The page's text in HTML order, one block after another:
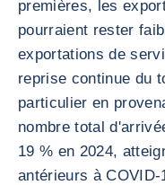
premières, les
pourraient rester
exportations de
reprise continue du
particulier en
nombre total
19 % en 2024,
antérieurs à